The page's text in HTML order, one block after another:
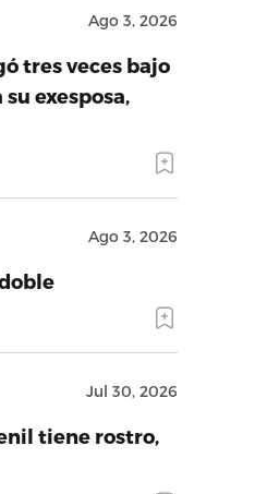
Ago 3, 2026
tres veces bajo
exesposa,
Ago 3, 2026
Jul 30, 2026
tiene rostro,